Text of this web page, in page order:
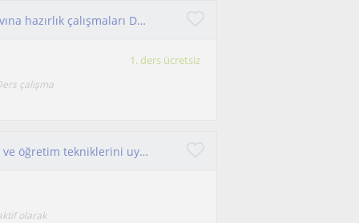
Lgs matematik Okul derslerine destek LGS sınavına hazırlık çalışmaları Ders çalışma yöntemleri ve teknikleri
1. ders ücretsiz
çalışma
Öğrencinin sınıfı ve kapasitesine göre pedagoji ve öğretim tekniklerini uygulayan ve zorluklar karşısında yılmayan bir öğretmenim.
olarak